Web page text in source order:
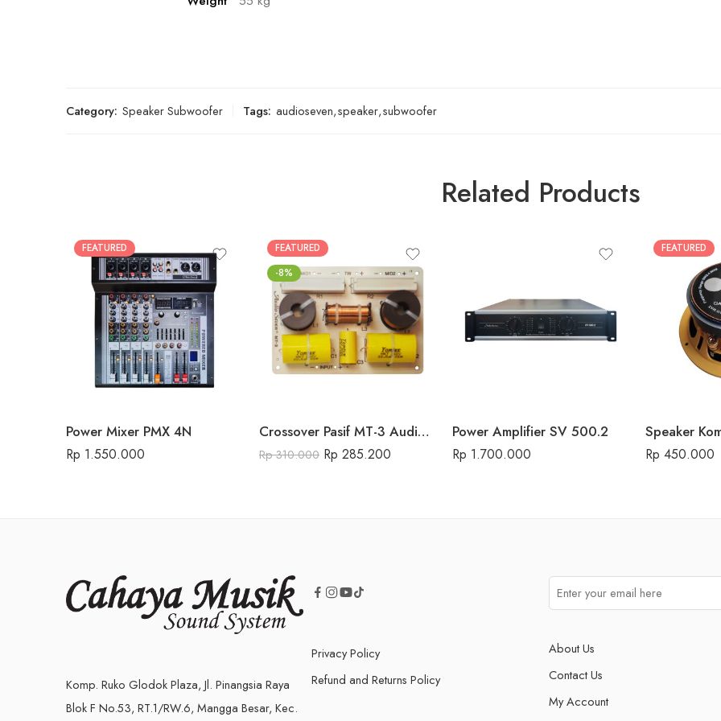
Category: Speaker Subwoofer Tags: audioseven,speaker,subwoofer
Related Products
FEATURED
Power Mixer PMX 4N
Rp 1.550.000
FEATURED
-8%
Crossover Pasif MT-3 Audio Seven
Rp310.000 Rp 285.200
Power Amplifier SV 500.2
Rp 1.700.000
FEATURED
Rp 450.000
Komp. Ruko Glodok Plaza, Jl. Pinangsia Raya
Blok F No.53, RT.1/RW.6, Mangga Besar, Kec.
Privacy Policy
Refund and Returns Policy
About Us
Contact Us
My Account